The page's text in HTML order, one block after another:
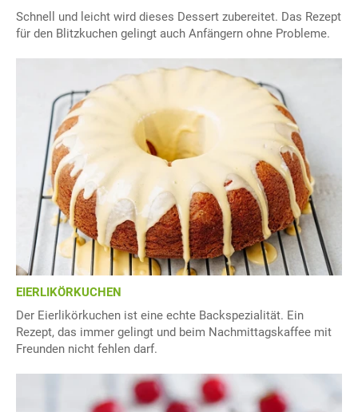
Schnell und leicht wird dieses Dessert zubereitet. Das Rezept
für den Blitzkuchen gelingt auch Anfängern ohne Probleme.
EIERLIKÖRKUCHEN
Der Eierlikörkuchen ist eine echte Backspezialität. Ein
Rezept, das immer gelingt und beim Nachmittagskaffee mit
Freunden nicht fehlen darf.